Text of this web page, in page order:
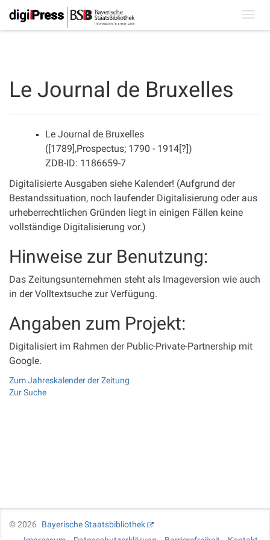
Le Journal de Bruxelles
Le Journal de Bruxelles
([1789],Prospectus; 1790 - 1914[?])
ZDB-ID: 1186659-7
Digitalisierte Ausgaben siehe Kalender! (Aufgrund der
Bestandssituation, noch laufender Digitalisierung oder aus
urheberrechtlichen Gründen liegt in einigen Fällen keine
vollständige Digitalisierung vor.)
Hinweise zur Benutzung:
Das Zeitungsunternehmen steht als Imageversion wie auch
in der Volltextsuche zur Verfügung.
Angaben zum Projekt:
Digitalisiert im Rahmen der Public-Private-Partnership mit
Google.
Zum Jahreskalender der Zeitung
Zur Suche
©2026
Bayerische Staatsbibliothek